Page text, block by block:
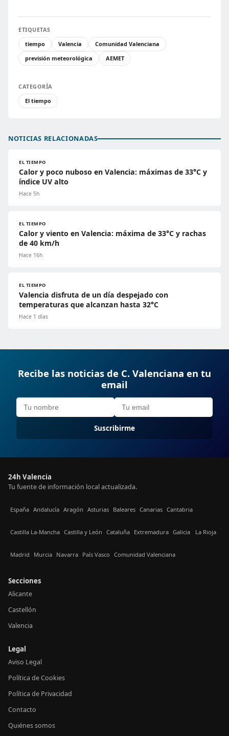
ETIQUETAS
tiempo
Valencia
Comunidad Valenciana
previsión meteorológica
AEMET
CATEGORÍA
El tiempo
NOTICIAS RELACIONADAS
EL TIEMPO
Calor y poco nuboso en Valencia: máximas de 33°C y
índice UV alto
Hace 5h
EL TIEMPO
Calor y viento en Valencia: máxima de 33°C y rachas
de 40 km/h
Hace 16h
EL TIEMPO
Valencia disfruta de un día despejado con
temperaturas que alcanzan hasta 32°C
Hace 1 días
Recibe las noticias de C. Valenciana en tu
email
Suscribirme
24h Valencia
Tu fuente de información local actualizada.
España Andalucía Aragón Asturias Baleares Canarias Cantabria
Castilla La-Mancha Castilla y León Cataluña Extremadura Galicia La Rioja
Madrid Murcia Navarra País Vasco Comunidad Valenciana
Secciones
Alicante
Castellón
Valencia
Legal
Aviso Legal
Política de Cookies
Política de Privacidad
Contacto
Quiénes somos